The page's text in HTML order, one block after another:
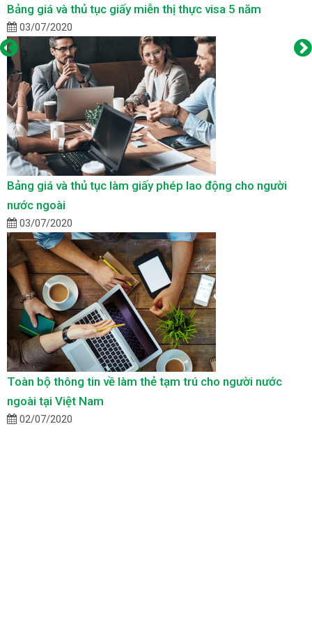
Bảng giá và thủ tục giấy miễn thị thực visa 5 năm
03/07/2020
Bảng giá và thủ tục làm giấy phép lao động cho người
nước ngoài
03/07/2020
Toàn bộ thông tin về làm thẻ tạm trú cho người nước
ngoài tại Việt Nam
02/07/2020